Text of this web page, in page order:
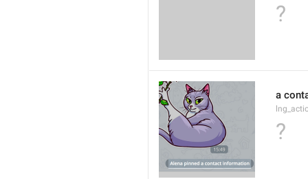
?
a
?